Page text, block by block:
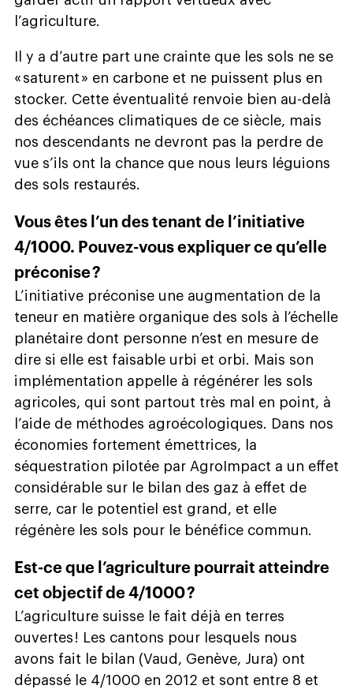
l’agriculture.
Il y a d’autre part une crainte que les sols ne se
« saturent » en carbone et ne puissent plus en
stocker. Cette éventualité renvoie bien au-delà
des échéances climatiques de ce siècle, mais
nos descendants ne devront pas la perdre de
vue s’ils ont la chance que nous leurs léguions
des sols restaurés.
Vous êtes l’un des tenant de l’initiative
4/1000. Pouvez-vous expliquer ce qu’elle
préconise ?
L’initiative préconise une augmentation de la
teneur en matière organique des sols à l’échelle
planétaire dont personne n’est en mesure de
dire si elle est faisable urbi et orbi. Mais son
implémentation appelle à régénérer les sols
agricoles, qui sont partout très mal en point, à
l’aide de méthodes agroécologiques. Dans nos
économies fortement émettrices, la
séquestration pilotée par AgroImpact a un effet
considérable sur le bilan des gaz à effet de
serre, car le potentiel est grand, et elle
régénère les sols pour le bénéfice commun.
Est-ce que l’agriculture pourrait atteindre
cet objectif de 4/1000 ?
L’agriculture suisse le fait déjà en terres
ouvertes ! Les cantons pour lesquels nous
avons fait le bilan (Vaud, Genève, Jura) ont
dépassé le 4/1000 en 2012 et sont entre 8 et